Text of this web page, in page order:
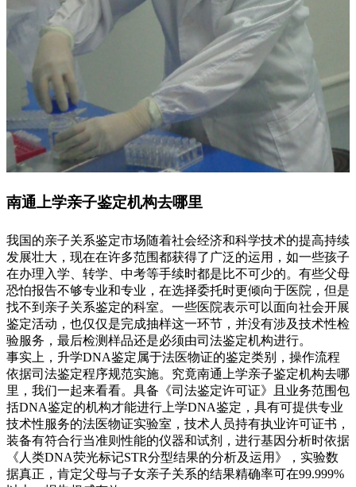
南通上学亲子鉴定机构去哪里
我国的亲子关系鉴定市场随着社会经济和科学技术的提高持续
发展壮大，现在在许多范围都获得了广泛的运用，如一些孩子
在办理入学、转学、中考等手续时都是比不可少的。有些父母
恐怕报告不够专业和专业，在选择委托时更倾向于医院，但是
找不到亲子关系鉴定的科室。一些医院表示可以面向社会开展
鉴定活动，也仅仅是完成抽样这一环节，并没有涉及技术性检
验服务，最后检测样品还是必须由司法鉴定机构进行。
事实上，升学DNA鉴定属于法医物证的鉴定类别，操作流程
依据司法鉴定程序规范实施。究竟南通上学亲子鉴定机构去哪
里，我们一起来看看。具备《司法鉴定许可证》且业务范围包
括DNA鉴定的机构才能进行上学DNA鉴定，具有可提供专业
技术性服务的法医物证实验室，技术人员持有执业许可证书，
装备有符合行当准则性能的仪器和试剂，进行基因分析时依据
《人类DNA荧光标记STR分型结果的分析及运用》，实验数
据真正，肯定父母与子女亲子关系的结果精确率可在99.999%